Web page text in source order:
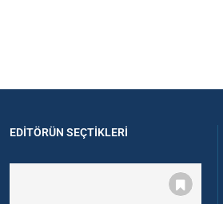
EDITÖRÜN SEÇTIKLERI